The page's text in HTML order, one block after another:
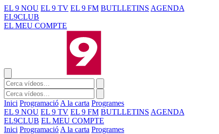
EL 9 NOU EL 9 TV EL 9 FM BUTLLETINS AGENDA
EL9CLUB
EL MEU COMPTE
Inici Programació A la carta Programes
EL 9 NOU EL 9 TV EL 9 FM BUTLLETINS AGENDA
EL9CLUB EL MEU COMPTE
Inici Programació A la carta Programes